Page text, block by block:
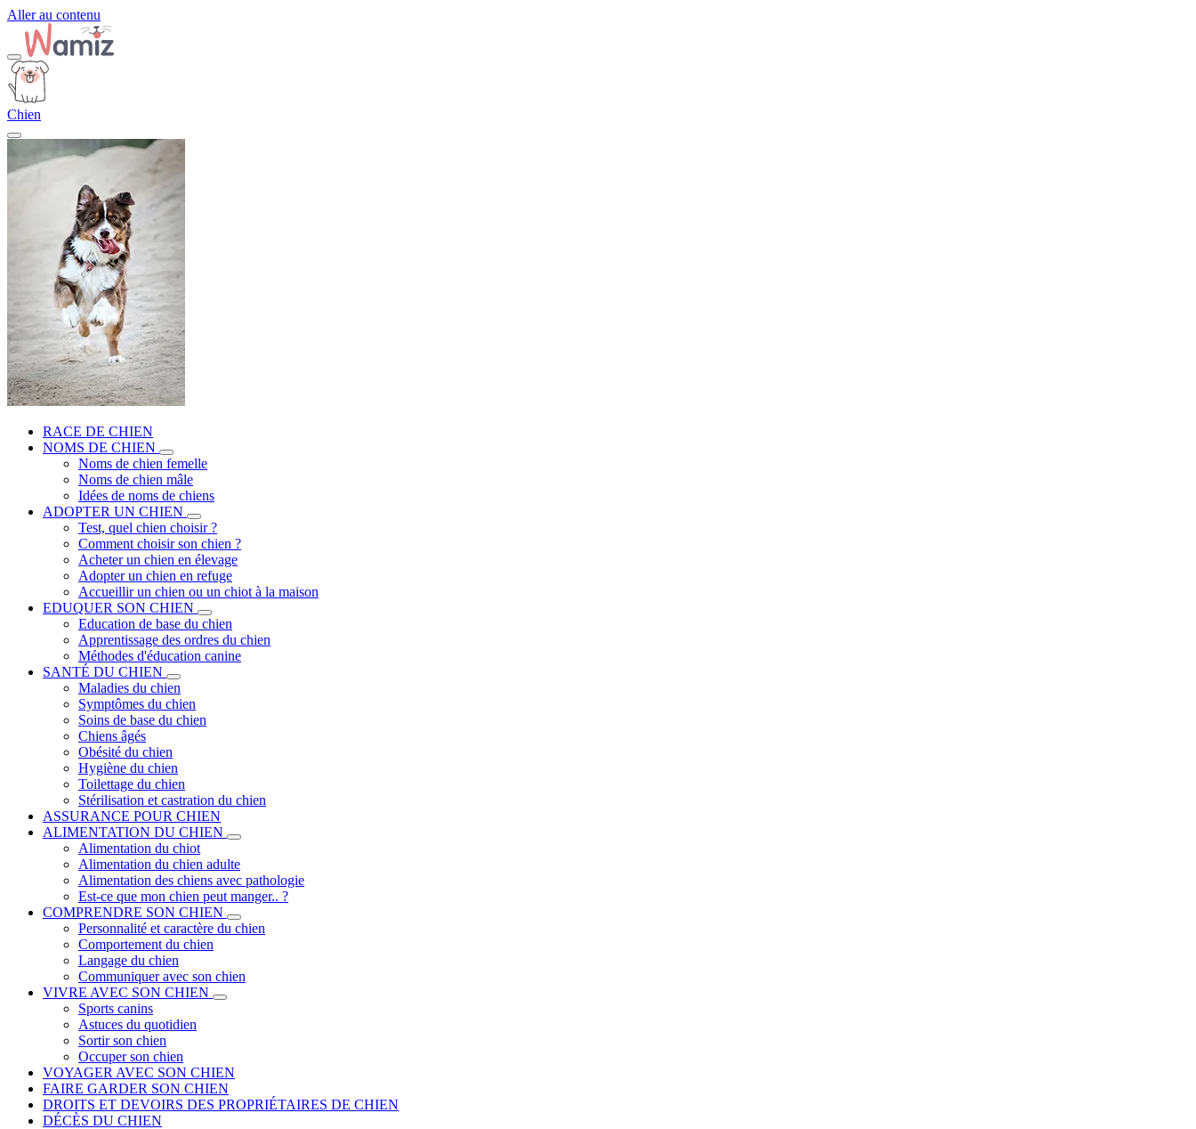
Aller au contenu
Chien
RACE DE CHIEN
NOMS DE CHIEN
Noms de chien femelle
Noms de chien mâle
Idées de noms de chiens
ADOPTER UN CHIEN
Test, quel chien choisir ?
Comment choisir son chien ?
Acheter un chien en élevage
Adopter un chien en refuge
Accueillir un chien ou un chiot à la maison
EDUQUER SON CHIEN
Education de base du chien
Apprentissage des ordres du chien
Méthodes d'éducation canine
SANTÉ DU CHIEN
Maladies du chien
Symptômes du chien
Soins de base du chien
Chiens âgés
Obésité du chien
Hygiène du chien
Toilettage du chien
Stérilisation et castration du chien
ASSURANCE POUR CHIEN
ALIMENTATION DU CHIEN
Alimentation du chiot
Alimentation du chien adulte
Alimentation des chiens avec pathologie
Est-ce que mon chien peut manger.. ?
COMPRENDRE SON CHIEN
Personnalité et caractère du chien
Comportement du chien
Langage du chien
Communiquer avec son chien
VIVRE AVEC SON CHIEN
Sports canins
Astuces du quotidien
Sortir son chien
Occuper son chien
VOYAGER AVEC SON CHIEN
FAIRE GARDER SON CHIEN
DROITS ET DEVOIRS DES PROPRIÉTAIRES DE CHIEN
DÉCÈS DU CHIEN